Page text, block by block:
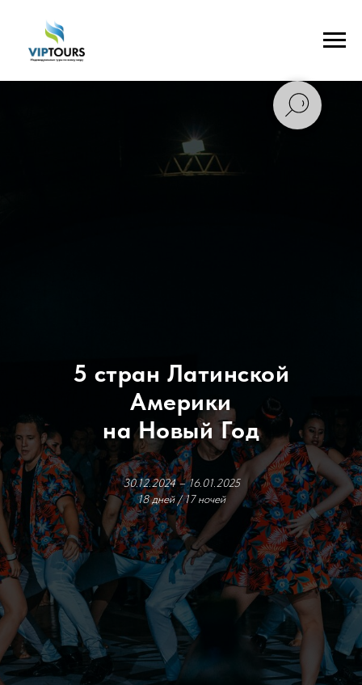
5 стран Латинской
Америки
на Новый Год
30.12.2024 – 16.01.2025
18 дней / 17 ночей